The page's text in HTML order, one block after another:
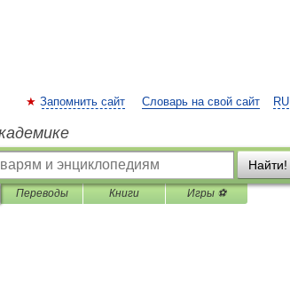
RU
Запомнить сайт Словарь на свой сайт
Найти!
Переводы Книги Игры ⚽